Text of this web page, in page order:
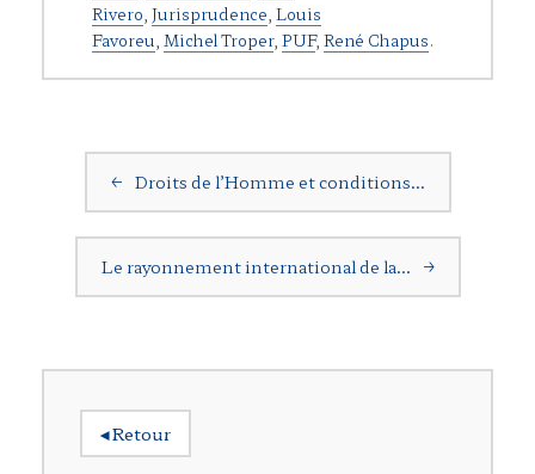
Rivero Jurisprudence Louis
Favoreu Michel Troper, PUF, René Chapus.
← Droits de l’Homme et conditions…
Le rayonnement international de la… →
◂Retour